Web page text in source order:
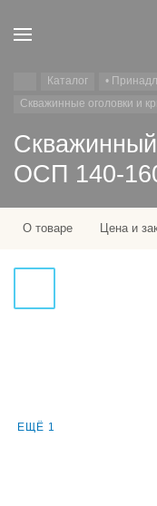
Каталог
•
Скважинные оголовки и
ОСП 140-
О товаре Цена и
ЕЩЁ 1